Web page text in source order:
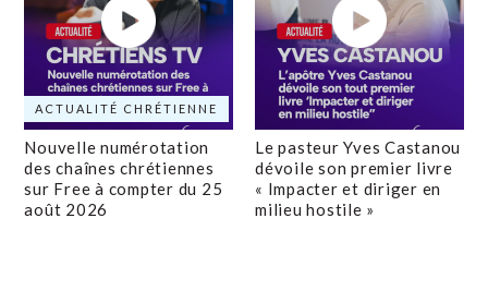
ACTUALITÉ CHRÉTIENNE
Nouvelle numérotation
des chaînes chrétiennes
sur Free à compter du 25
août 2026
Le pasteur Yves Castanou
dévoile son premier livre
« Impacter et diriger en
milieu hostile »